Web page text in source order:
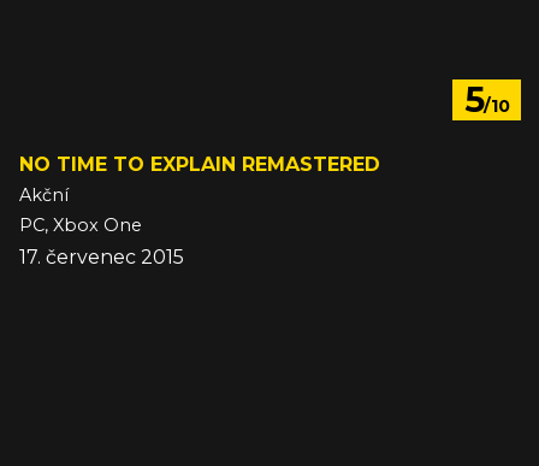
5/10
NO TIME TO EXPLAIN REMASTERED
Akční
PC, Xbox One
17. červenec 2015